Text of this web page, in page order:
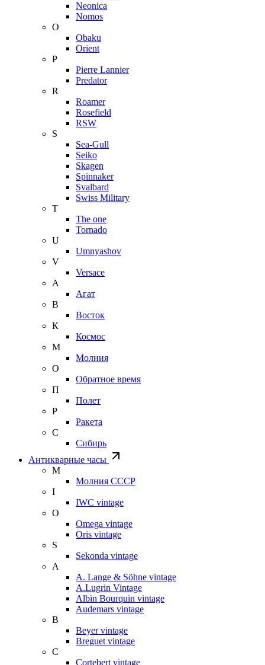
Neonica
Nomos
O
Obaku
Orient
P
Pierre Lannier
Predator
R
Roamer
Rosefield
RSW
S
Sea-Gull
Seiko
Skagen
Spinnaker
Svalbard
Swiss Military
T
The one
Tornado
U
Umnyashov
V
Versace
А
Агат
В
Восток
К
Космос
М
Молния
О
Обратное время
П
Полет
Р
Ракета
С
Сибирь
Антикварные часы
М
Молния СССР
I
IWC vintage
O
Omega vintage
Oris vintage
S
Sekonda vintage
A
A. Lange & Söhne vintage
A.Lugrin Vintage
Albin Bourquin vintage
Audemars vintage
B
Beyer vintage
Breguet vintage
C
Cortebert vintage